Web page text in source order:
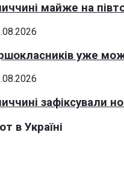
майже на
уже
зафіксували
в Україні